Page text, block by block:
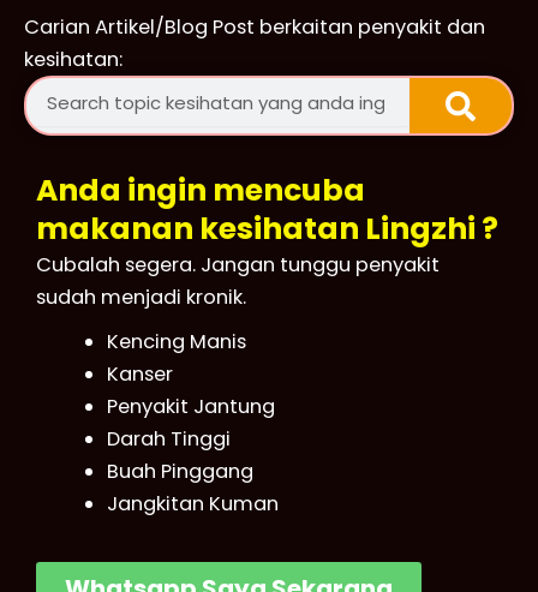
Carian Artikel/Blog Post berkaitan penyakit dan
kesihatan:
Search
Anda ingin mencuba
makanan kesihatan Lingzhi ?
Cubalah segera. Jangan tunggu penyakit
sudah menjadi kronik.
Kencing Manis
Kanser
Penyakit Jantung
Darah Tinggi
Buah Pinggang
Jangkitan Kuman